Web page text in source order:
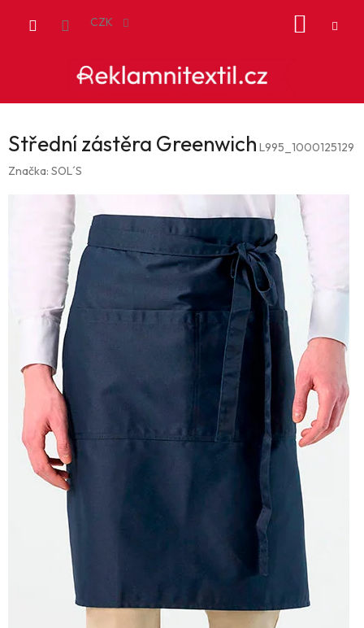
CZK
Střední zástěra Greenwich L995_1000125129
Značka: SOL´S